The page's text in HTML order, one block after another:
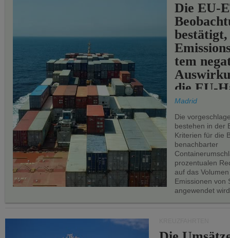
Die EU-
bestätigt,
tem
die EU-
Madrid
Die
bestehen in der
Kriterien für die
benachbarter
prozentualen
auf das
Emissionen von
angewendet